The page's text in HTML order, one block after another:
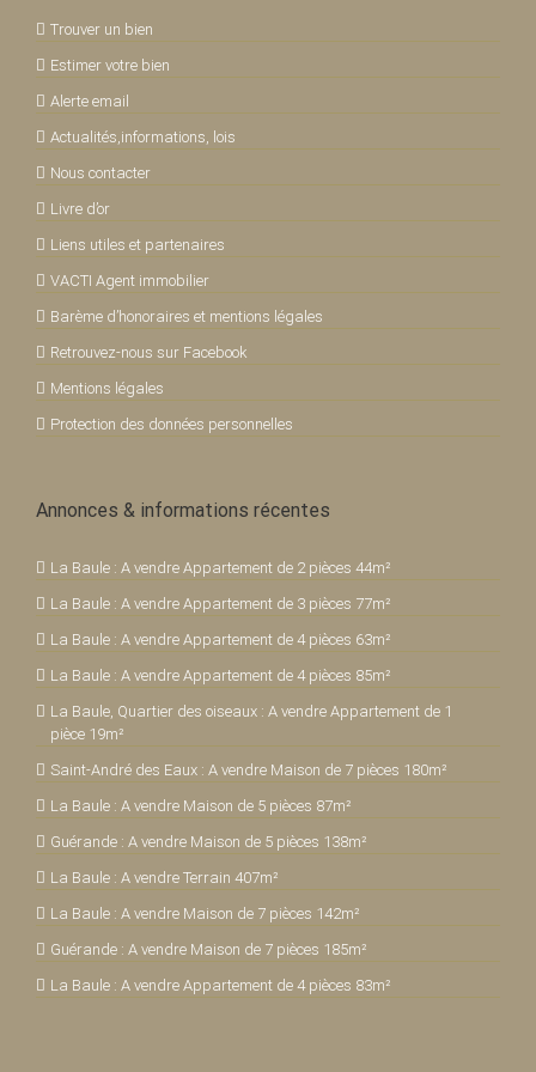
Trouver un bien
Estimer votre bien
Alerte email
Actualités,informations, lois
Nous contacter
Livre d’or
Liens utiles et partenaires
VACTI Agent immobilier
Barème d’honoraires et mentions légales
Retrouvez-nous sur Facebook
Mentions légales
Protection des données personnelles
Annonces & informations récentes
La Baule : A vendre Appartement de 2 pièces 44m²
La Baule : A vendre Appartement de 3 pièces 77m²
La Baule : A vendre Appartement de 4 pièces 63m²
La Baule : A vendre Appartement de 4 pièces 85m²
La Baule, Quartier des oiseaux : A vendre Appartement de 1
pièce 19m²
Saint-André des Eaux : A vendre Maison de 7 pièces 180m²
La Baule : A vendre Maison de 5 pièces 87m²
Guérande : A vendre Maison de 5 pièces 138m²
La Baule : A vendre Terrain 407m²
La Baule : A vendre Maison de 7 pièces 142m²
Guérande : A vendre Maison de 7 pièces 185m²
La Baule : A vendre Appartement de 4 pièces 83m²